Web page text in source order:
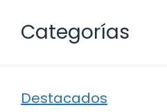
Categorías
Destacados